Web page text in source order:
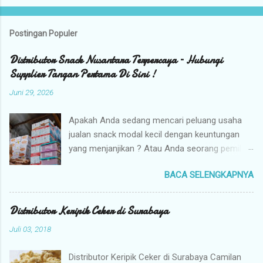
Postingan Populer
Distributor Snack Nusantara Terpercaya – Hubungi
Supplier Tangan Pertama Di Sini !
Juni 29, 2026
Apakah Anda sedang mencari peluang usaha
jualan snack modal kecil dengan keuntungan
yang menjanjikan ? Atau Anda seorang pemilik
tangan pertama dengan harga grosir camilan
kiloan termurah ? Camilan Nusantara hadir
sebagai jawaban atas kebutuhan bisnis Anda !
Kami adalah distributor snack nusantara
BACA SELENGKAPNYA
Distributor Keripik Ceker di Surabaya
Juli 03, 2018
Distributor Keripik Ceker di Surabaya Camilan